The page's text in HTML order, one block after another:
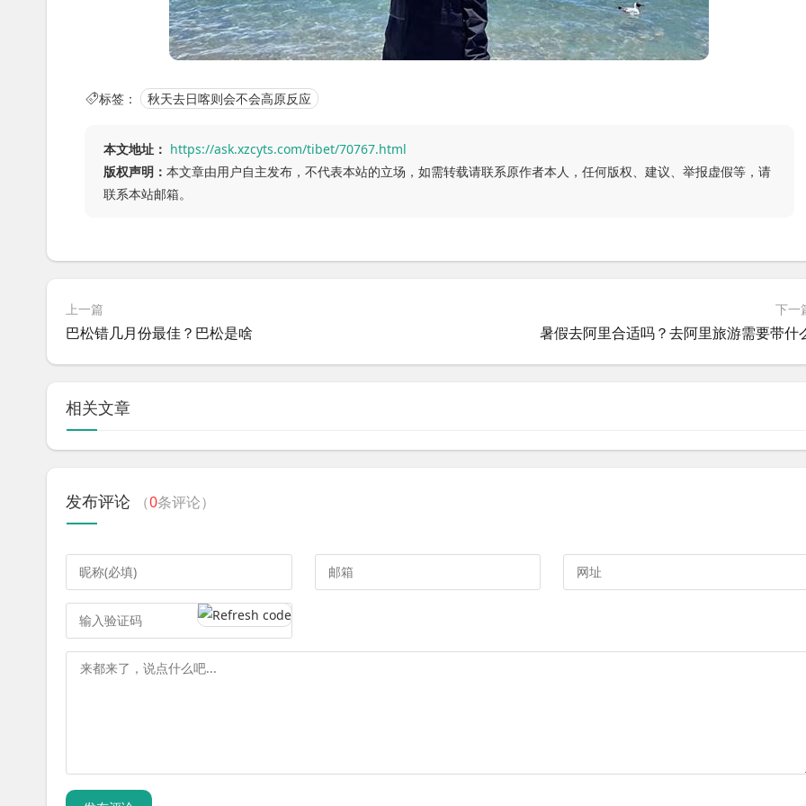
标签： 秋天去日喀则会不会高原反应
本文地址： https://ask.xzcyts.com/tibet/70767.html
版权声明： 本文章由用户自主发布，不代表本站的立场，如需转载请联系原作者本人，任何版权、建议、举报虚假等，请
联系本站邮箱。
上一篇
巴松错几月份最佳？巴松是啥
下一
暑假去阿里合适吗？去阿里旅游需要带什
相关文章
发布评论 （0条评论）